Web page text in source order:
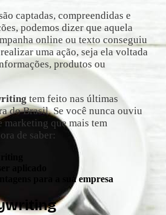
captadas, compreendidas e
podemos dizer que aquela
online ou texto conseguiu
uma ação, seja ela voltada
produtos ou
tem feito nas últimas
do Brasil. Se você nunca ouviu
marketing que mais tem
de saber:
aplicado
para a sua empresa